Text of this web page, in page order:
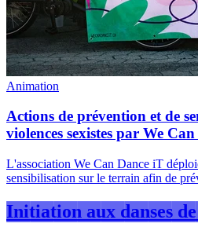
Animation
Actions de prévention et de
violences sexistes par We
L'association We Can Dance iT
sensibilisation sur le terrain afin de
Initiation aux danses